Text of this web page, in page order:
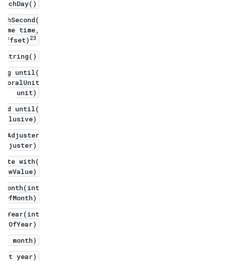
time,
23
until(
unit)
until(
adjuster)
with(
month)
year)